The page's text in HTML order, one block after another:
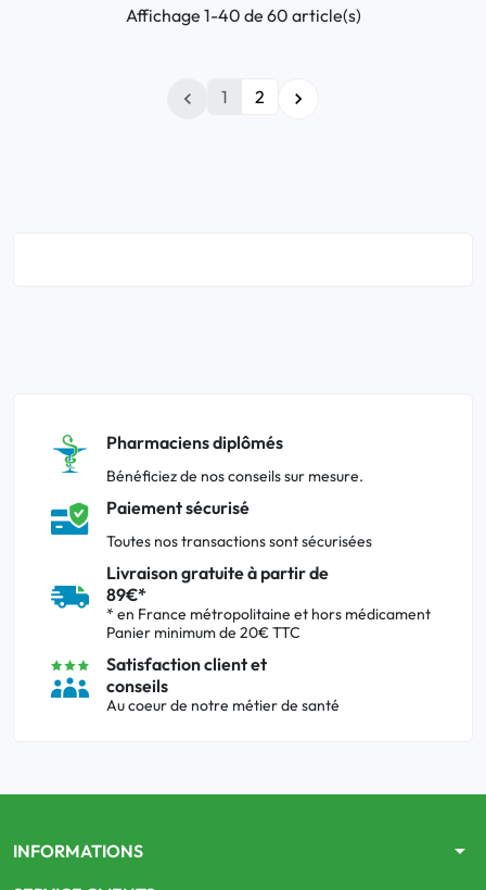
Affichage 1-40 de 60 article(s)
 1 2 
Pharmaciens diplômés
Bénéficiez de nos conseils sur mesure.
Paiement sécurisé
Toutes nos transactions sont sécurisées
Livraison gratuite à partir de
89€*
* en France métropolitaine et hors médicament
Panier minimum de 20€ TTC
Satisfaction client et
conseils
Au coeur de notre métier de santé
INFORMATIONS arrow_drop_down